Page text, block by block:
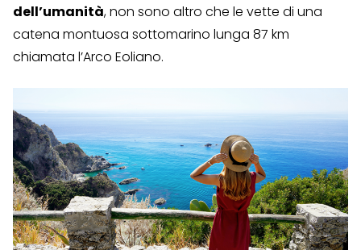
dell’umanità, non sono altro che le vette di una
catena montuosa sottomarino lunga 87 km
chiamata l’Arco Eoliano.